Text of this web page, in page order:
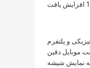
و پلتفرم
موبایل دقین
نمایش شیشه